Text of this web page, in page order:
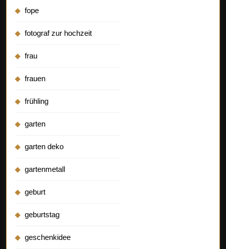
fope
fotograf zur hochzeit
frau
frauen
frühling
garten
garten deko
gartenmetall
geburt
geburtstag
geschenkidee